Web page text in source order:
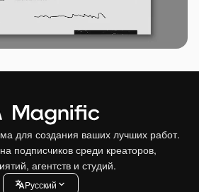
для создания ваших лучших работ.
подписчиков среди креаторов,
агентств и студий.
Pусский